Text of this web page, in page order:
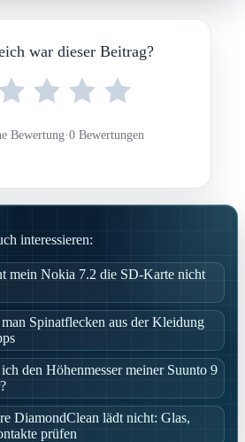
war dieser Beitrag?
Bewertung·0 Bewertungen
interessieren:
mein Nokia 7.2 die SD-Karte nicht
Spinatflecken aus der Kleidung
den Höhenmesser meiner Suunto 9
DiamondClean lädt nicht: Glas,
prüfen